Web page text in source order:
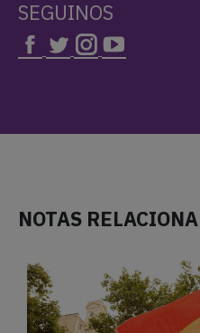
SEGUINOS
NOTAS